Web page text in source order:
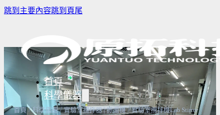
跳到主要內容跳到頁尾
首頁
科學儀器
首頁 / 科學儀器 / 實驗室攪拌器 | 振盪機 / 實驗室攪拌機Lab Stirrer